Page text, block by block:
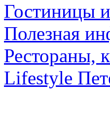
Гостиницы
Полезная
Рестораны,
Lifestyle